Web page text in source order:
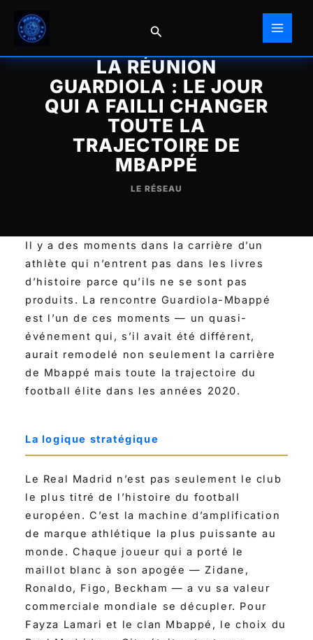
contenu
Rechercher
LA RÉUNION
GUARDIOLA : LE JOUR
QUI A FAILLI CHANGER
TOUTE LA
TRAJECTOIRE DE
MBAPPÉ
LE RÉSEAU
Il y a des moments dans la carrière d’un
athlète qui n’entrent pas dans les livres
d’histoire parce qu’ils ne se sont pas
produits. La rencontre Guardiola-Mbappé
est l’un de ces moments — un quasi-
événement qui, s’il avait été différent,
aurait remodelé non seulement la carrière
de Mbappé mais toute la trajectoire du
football élite dans les années 2020.
La logique stratégique
Le Real Madrid n’est pas seulement le club
le plus titré de l’histoire du football
européen. C’est la machine d’amplification
de marque athlétique la plus puissante au
monde. Chaque joueur qui a porté le
maillot blanc à son apogée — Zidane,
Ronaldo, Figo, Beckham — a vu sa valeur
commerciale mondiale se décupler. Pour
Fayza Lamari et le clan Mbappé, le choix du